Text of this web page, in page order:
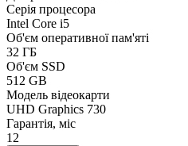
Серія процесора
Intel Core i5
Об'єм оперативної пам'яті
32 ГБ
Об'єм SSD
512 GB
Модель відеокарти
UHD Graphics 730
Гарантія, міс
12